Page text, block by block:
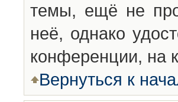
темы, ещё не
неё, однако
конференции, на
Вернуться к